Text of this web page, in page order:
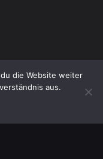
die neuesten
zu erhalten:
die Website weiter
aus.